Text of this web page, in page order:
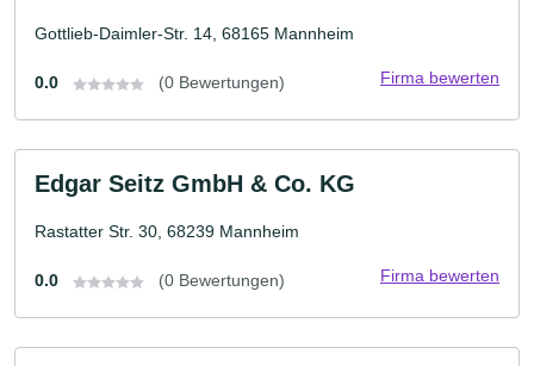
Gottlieb-Daimler-Str. 14, 68165 Mannheim
0.0 (0 Bewertungen) Firma bewerten
Edgar Seitz GmbH & Co. KG
Rastatter Str. 30, 68239 Mannheim
0.0 (0 Bewertungen) Firma bewerten